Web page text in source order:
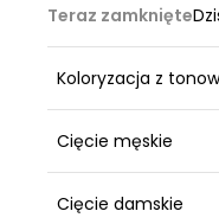
Teraz zamknięte
Koloryzacja z
Cięcie męskie
Cięcie damskie